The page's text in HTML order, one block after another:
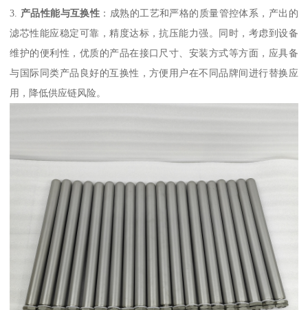
3. 产品性能与互换性 ：成熟的工艺和严格的质量管控体系，产出的
滤芯性能应稳定可靠，精度达标，抗压能力强。同时，考虑到设备
维护的便利性，优质的产品在接口尺寸、安装方式等方面，应具备
与国际同类产品良好的互换性，方便用户在不同品牌间进行替换应
用，降低供应链风险。